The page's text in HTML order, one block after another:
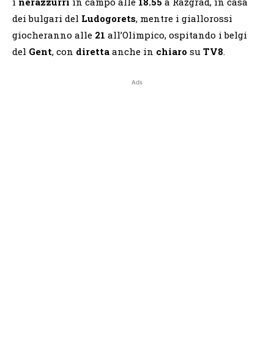
dei bulgari del Ludogorets, mentre i giallorossi
giocheranno alle 21 all’Olimpico, ospitando i belgi
del Gent, con diretta anche in chiaro su TV8.
Ads